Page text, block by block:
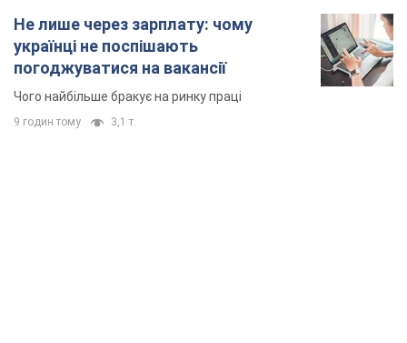
Не лише через зарплату: чому
українці не поспішають
погоджуватися на вакансії
Чого найбільше бракує на ринку праці
9 годин тому 3,1 т.